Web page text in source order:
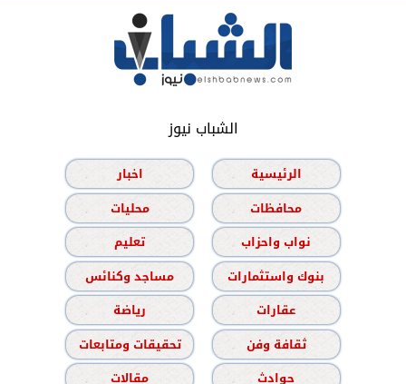
الشباب نيوز
الرئيسية
اخبار
محافظات
محليات
نواب واحزاب
تعليم
بنوك واستثمارات
مساجد وكنائس
عقارات
رياضة
ثقافة وفن
تحقيقات ومتابعات
حوادث
مقالات